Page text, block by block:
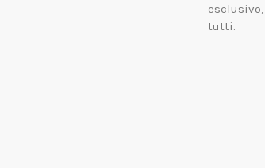
esclusivo,
tutti.